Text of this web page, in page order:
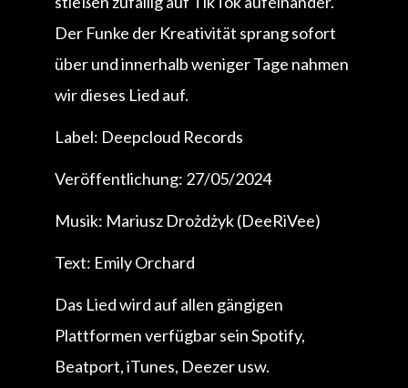
Der Funke der Kreativität sprang sofort
über und innerhalb weniger Tage nahmen
wir dieses Lied auf.
Label: Deepcloud Records
Veröffentlichung: 27/05/2024
Musik: Mariusz Drożdżyk (DeeRiVee)
Text: Emily Orchard
Das Lied wird auf allen gängigen
Plattformen verfügbar sein Spotify,
Beatport, iTunes, Deezer usw.